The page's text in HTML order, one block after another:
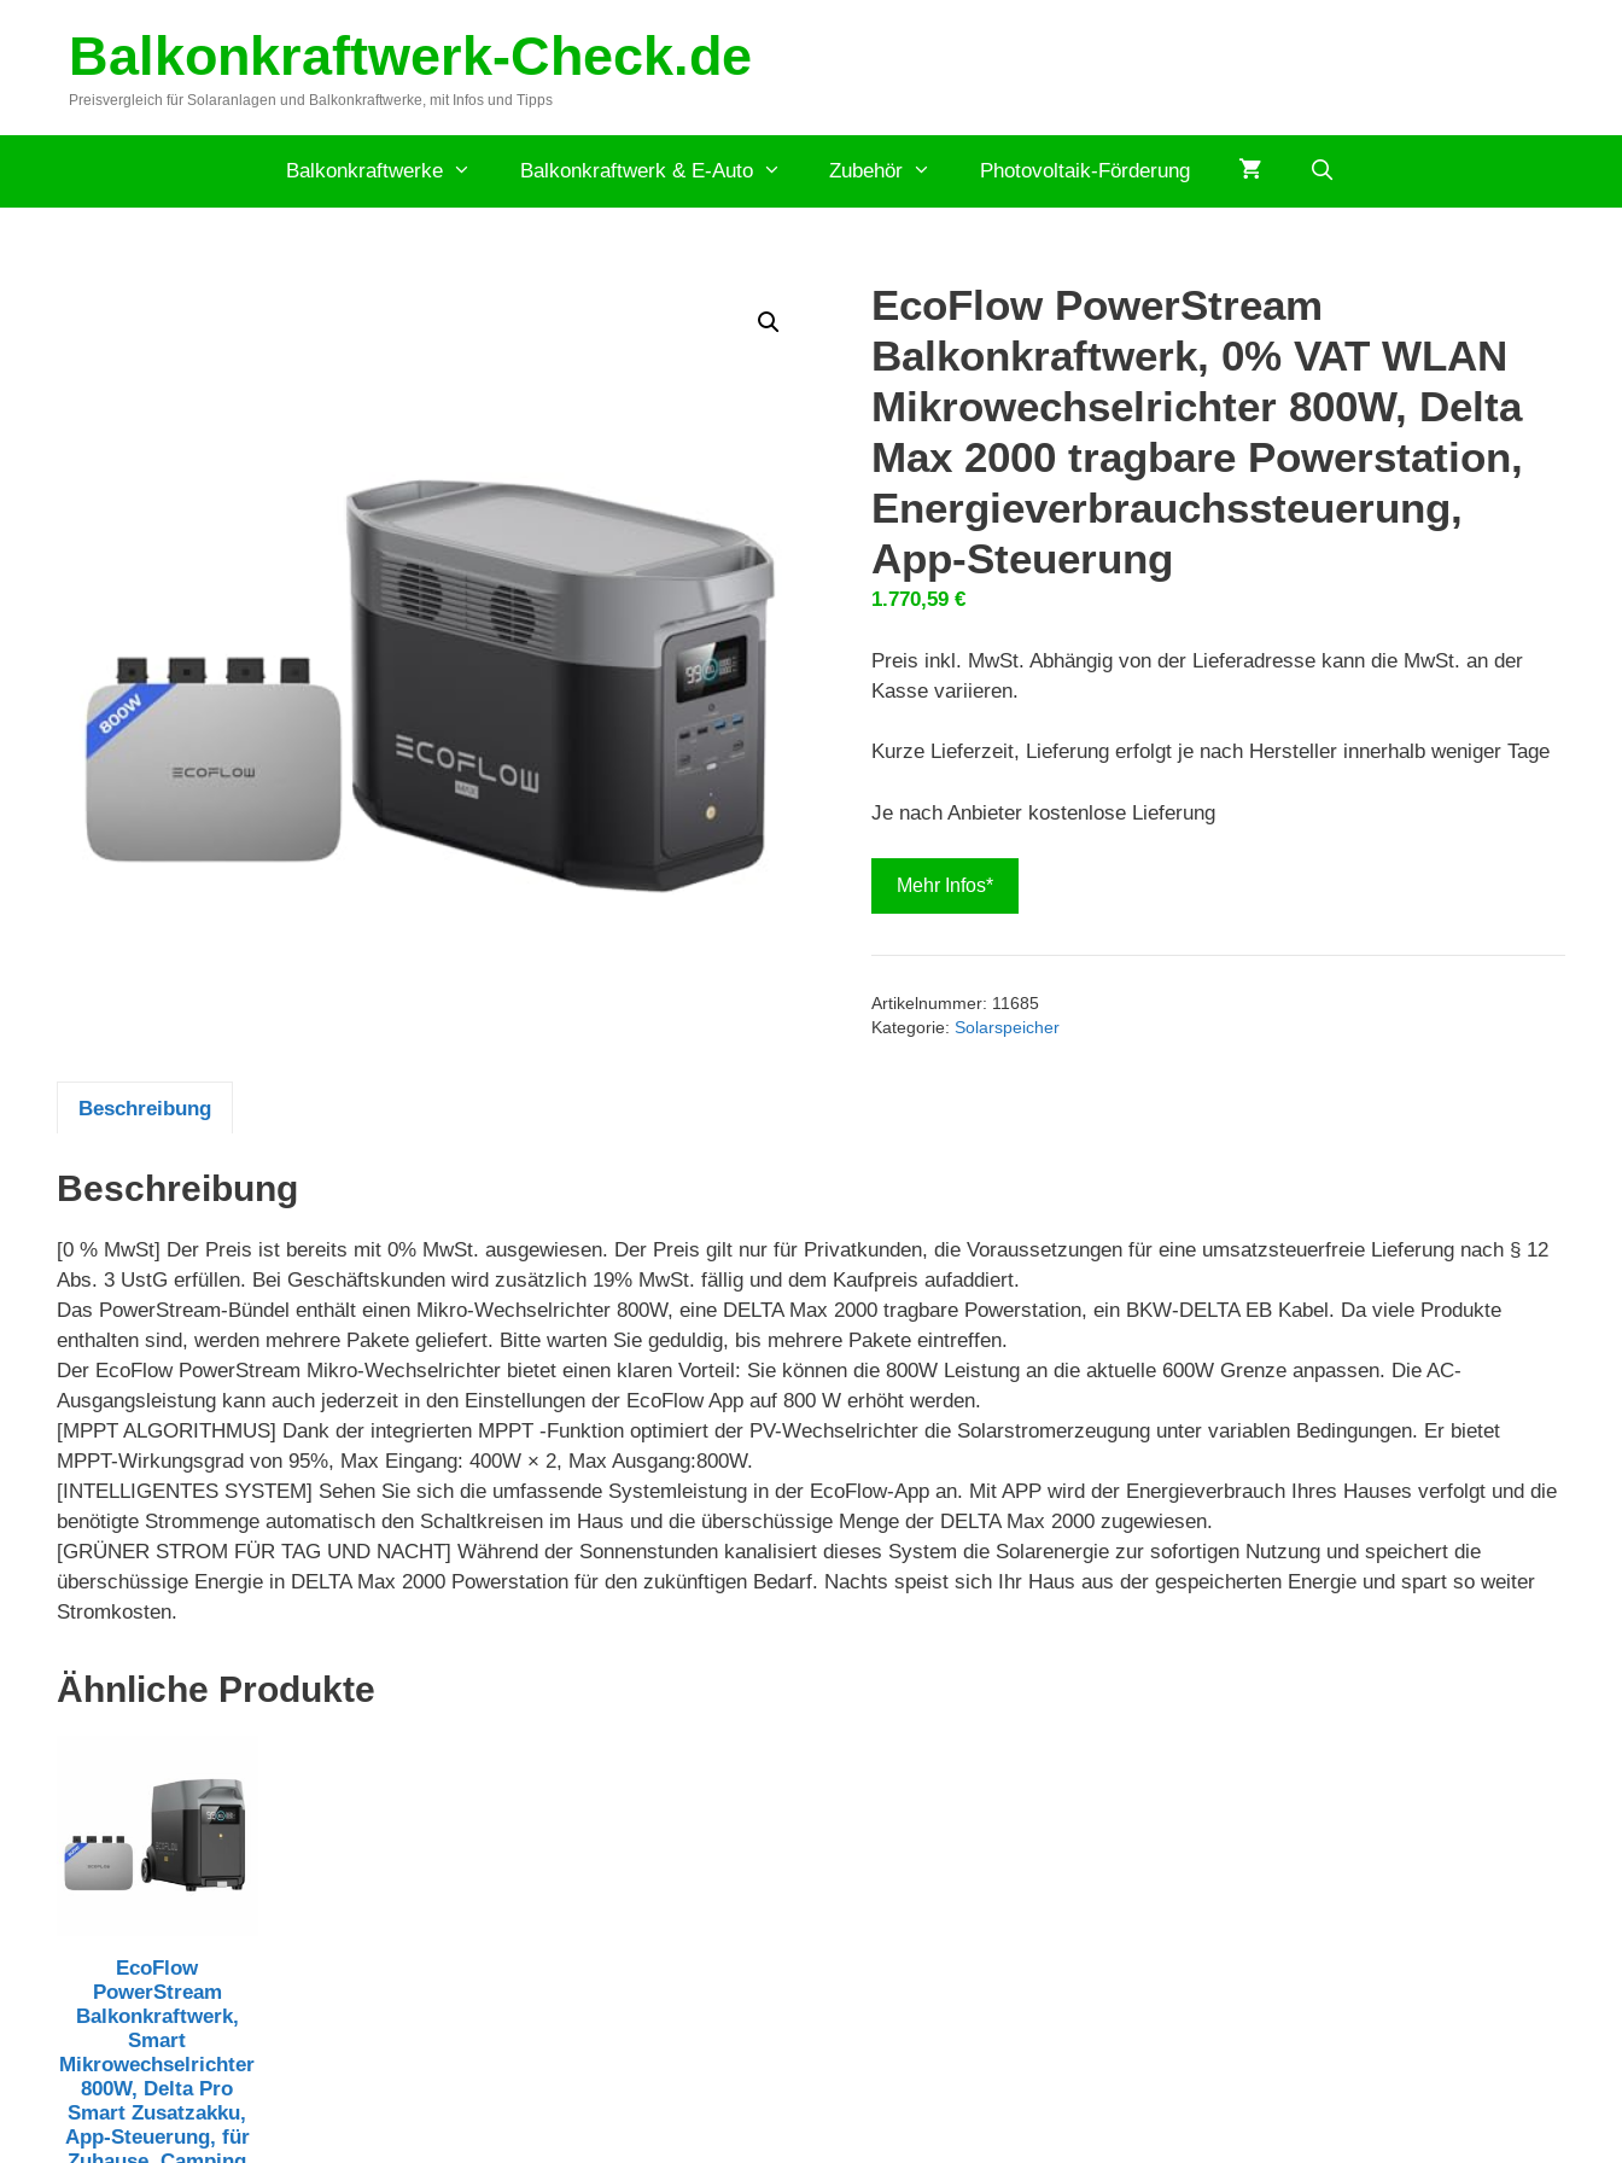
springenBalkonkraftwerk-Check.de
Preisvergleich für Solaranlagen und Balkonkraftwerke, mit Infos und Tipps
Balkonkraftwerke Balkonkraftwerk & E-Auto Zubehör Photovoltaik-Förderung
EcoFlow PowerStream
Balkonkraftwerk, 0% VAT WLAN
Mikrowechselrichter 800W, Delta
Max 2000 tragbare Powerstation,
Energieverbrauchssteuerung,
App-Steuerung
1.770,59 €
Preis inkl. MwSt. Abhängig von der Lieferadresse kann die MwSt. an der
Kasse variieren.
Kurze Lieferzeit, Lieferung erfolgt je nach Hersteller innerhalb weniger Tage
Je nach Anbieter kostenlose Lieferung
Mehr Infos*
Artikelnummer: 11685
Kategorie: Solarspeicher
Beschreibung
Beschreibung
[0 % MwSt] Der Preis ist bereits mit 0% MwSt. ausgewiesen. Der Preis gilt nur für Privatkunden, die Voraussetzungen für eine umsatzsteuerfreie Lieferung nach § 12
Abs. 3 UstG erfüllen. Bei Geschäftskunden wird zusätzlich 19% MwSt. fällig und dem Kaufpreis aufaddiert.
Das PowerStream-Bündel enthält einen Mikro-Wechselrichter 800W, eine DELTA Max 2000 tragbare Powerstation, ein BKW-DELTA EB Kabel. Da viele Produkte
enthalten sind, werden mehrere Pakete geliefert. Bitte warten Sie geduldig, bis mehrere Pakete eintreffen.
Der EcoFlow PowerStream Mikro-Wechselrichter bietet einen klaren Vorteil: Sie können die 800W Leistung an die aktuelle 600W Grenze anpassen. Die AC-
Ausgangsleistung kann auch jederzeit in den Einstellungen der EcoFlow App auf 800 W erhöht werden.
[MPPT ALGORITHMUS] Dank der integrierten MPPT -Funktion optimiert der PV-Wechselrichter die Solarstromerzeugung unter variablen Bedingungen. Er bietet
MPPT-Wirkungsgrad von 95%, Max Eingang: 400W × 2, Max Ausgang:800W.
[INTELLIGENTES SYSTEM] Sehen Sie sich die umfassende Systemleistung in der EcoFlow-App an. Mit APP wird der Energieverbrauch Ihres Hauses verfolgt und die
benötigte Strommenge automatisch den Schaltkreisen im Haus und die überschüssige Menge der DELTA Max 2000 zugewiesen.
[GRÜNER STROM FÜR TAG UND NACHT] Während der Sonnenstunden kanalisiert dieses System die Solarenergie zur sofortigen Nutzung und speichert die
überschüssige Energie in DELTA Max 2000 Powerstation für den zukünftigen Bedarf. Nachts speist sich Ihr Haus aus der gespeicherten Energie und spart so weiter
Stromkosten.
Ähnliche Produkte
EcoFlow
PowerStream
Balkonkraftwerk,
Smart
Mikrowechselrichter
800W, Delta Pro
Smart Zusatzakku,
App-Steuerung, für